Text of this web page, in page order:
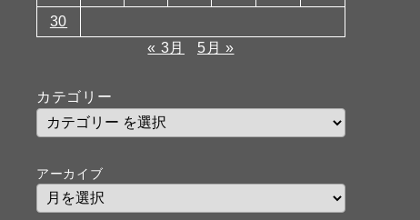
30
« 3月
5月 »
カテゴリー
アーカイブ